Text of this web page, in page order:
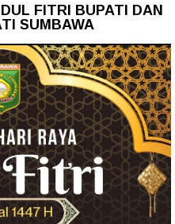
FITRI BUPATI DAN
SUMBAWA